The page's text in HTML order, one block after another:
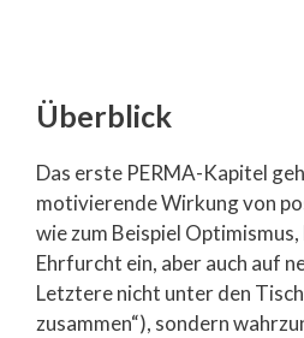
Überblick
Das erste PERMA-Kapitel
motivierende Wirkung von
wie zum Beispiel
Ehrfurcht ein, aber auch auf
Letztere nicht unter den
zusammen“), sondern